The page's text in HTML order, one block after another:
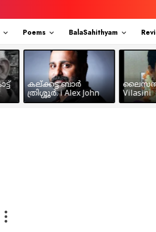
Poems BalaSahithyam
കല്ക്കട്ട ബാർ
ത്രിശ്ശൂർ. i Alex John
Vilasini